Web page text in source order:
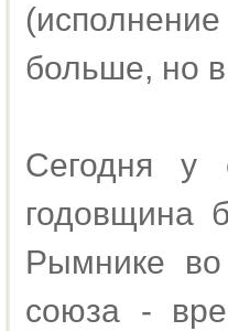
больше, но
Сегодня у
годовщина
Рымнике во
союза -